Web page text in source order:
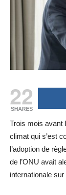
22
SHARES
Trois mois avant
climat qui s’est
l’adoption de
de l’ONU avait
internationale sur